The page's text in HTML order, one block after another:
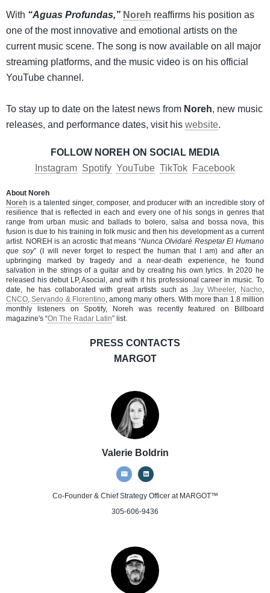
With “Aguas Profundas,” Noreh reaffirms his position as
one of the most innovative and emotional artists on the
current music scene. The song is now available on all major
streaming platforms, and the music video is on his official
YouTube channel.
To stay up to date on the latest news from Noreh, new music
releases, and performance dates, visit his website.
FOLLOW NOREH ON SOCIAL MEDIA
Instagram Spotify YouTube TikTok Facebook
About Noreh
Noreh is a talented singer, composer, and producer with an incredible story of
resilience that is reflected in each and every one of his songs in genres that
range from urban music and ballads to bolero, salsa and bossa nova, this
fusion is due to his training in folk music and then his development as a current
artist. NOREH is an acrostic that means “Nunca Olvidaré Respetar El Humano
que soy” (I will never forget to respect the human that I am) and after an
upbringing marked by tragedy and a near-death experience, he found
salvation in the strings of a guitar and by creating his own lyrics. In 2020 he
released his debut LP, Asocial, and with it his professional career in music. To
date, he has collaborated with great artists such as Jay Wheeler, Nacho
CNCO ,Servando & Florentino , among many others. With more than 1.8 million
monthly listeners on Spotify, Noreh was recently featured on Billboard
magazine's “On The Radar Latin” list.
PRESS CONTACTS
MARGOT
Valerie Boldrin
Co-Founder & Chief Strategy Officerat MARGOT™
305-606-9436